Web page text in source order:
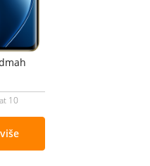
10